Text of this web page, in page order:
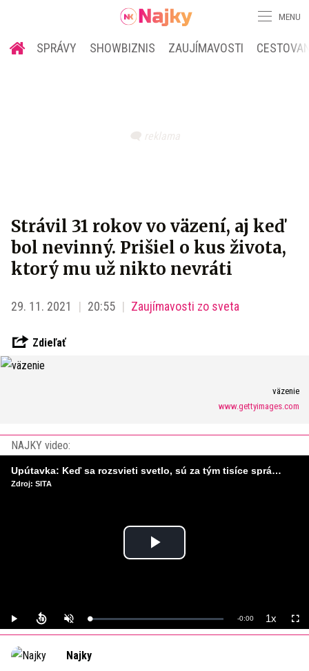
MENU
SPRÁVY SHOWBIZNIS ZAUJÍMAVOSTI
Strávil 31 rokov vo väzení, aj keď
bol nevinný. Prišiel o kus života,
ktorý mu už nikto nevráti
29. 11. 2021 20:55 Zaujímavosti zo sveta
Zdieľať
väzenie
www.gettyimages.com
NAJKY video:
Play
Play UnmuteLoaded:
0%
Remaining
-0:00 1xPlayback
Rate
Upútavka: Keď sa rozsvieti svetlo, sú za tým tisíce správnych rozhodnutí. Ako vzniká infraštruktúra, ktorú nevnímame?
Zdroj: SITA
Najky